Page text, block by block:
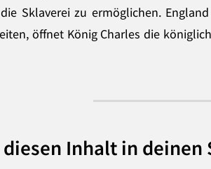
Sklaverei zu ermöglichen.
öffnet König Charles die
Inhalt in deinen